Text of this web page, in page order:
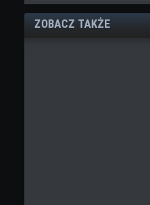
ZOBACZ TAKŻE